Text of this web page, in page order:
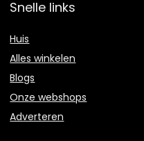
Snelle links
Huis
Alles winkelen
Blogs
Onze webshops
Adverteren